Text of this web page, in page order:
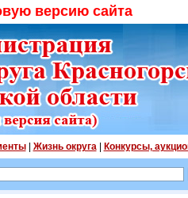
версию сайта
| Жизнь округа| Конкурсы,